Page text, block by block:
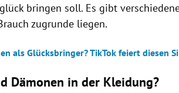
bringen soll. Es gibt
zugrunde liegen.
als Glücksbringer? TikTok feiert diesen
Dämonen in der Kleidung?